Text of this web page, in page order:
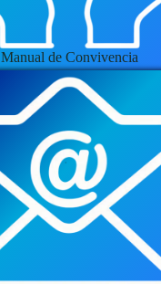
Manual de Convivencia